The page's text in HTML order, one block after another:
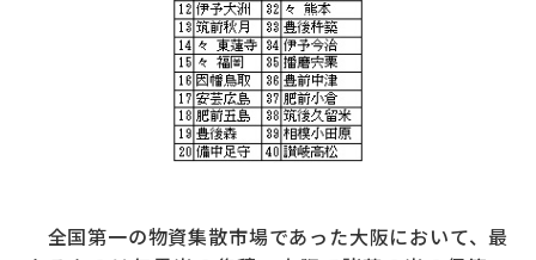
全国第一の物資集散市場であった大阪において、最